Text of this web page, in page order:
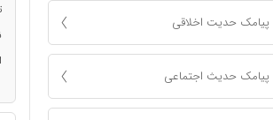
پیامک حدیت اخلاقی
پیامک حدیث اجتماعی